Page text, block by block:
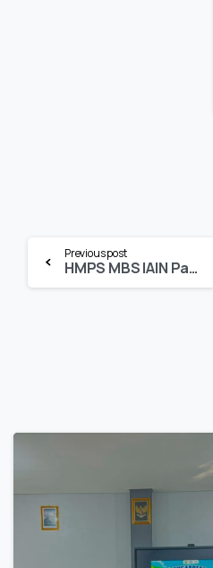
Continue
Reading
Previous post
HMPS MBS IAIN Palopo salurkan Bantuan pada Korban Banjir Luwu